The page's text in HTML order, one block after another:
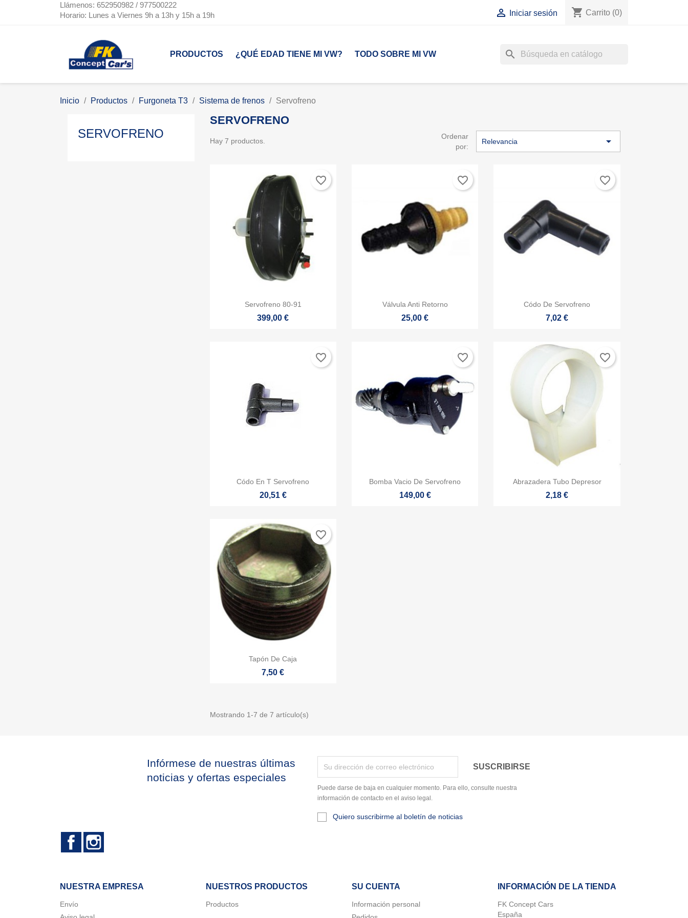
Llámenos: 652950982 / 977500222
Horario: Lunes a Viernes 9h a 13h y 15h a 19h
 Iniciar sesión shopping_cart Carrito (0)
PRODUCTOS ¿QUÉ EDAD TIENE MI VW? TODO SOBRE MI VW search
Inicio Productos Furgoneta T3 Sistema de frenos Servofreno
SERVOFRENO
SERVOFRENO
Hay 7 productos.
Ordenar
por:
Relevancia 
Vista rápida
Servofreno 80-91
399,00 €
favorite_border
Vista rápida
Válvula Anti Retorno
25,00 €
favorite_border
Vista rápida
Códo De Servofreno
7,02 €
favorite_border
 Vista rápida
Códo En T Servofreno
20,51 €
favorite_border
Vista rápida
Bomba Vacio De Servofreno
149,00 €
favorite_border
Vista rápida
Abrazadera Tubo Depresor
2,18 €
favorite_border
Vista rápida
Tapón De Caja
7,50 €
favorite_border
Mostrando 1-7 de 7 artículo(s)
Infórmese de nuestras últimas
noticias y ofertas especiales
Puede darse de baja en cualquier momento. Para ello, consulte nuestra
información de contacto en el aviso legal.
Quiero suscribirme al boletín de noticias
Facebook
NUESTRA EMPRESA
Envío
NUESTROS PRODUCTOS
Productos
SU CUENTA
Información personal
INFORMACIÓN DE LA TIENDA
FK Concept Cars
España